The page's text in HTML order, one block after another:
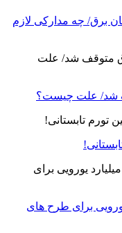
برق/ چه مدارکی لازم
شد/ علت چیست؟
برای طرح های